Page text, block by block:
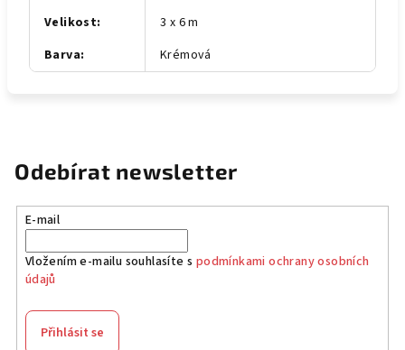
Velikost:
3 x 6 m
Barva: Krémová
Odebírat newsletter
E-mail
Vložením e-mailu souhlasíte s podmínkami ochrany osobních
údajů
Přihlásit se